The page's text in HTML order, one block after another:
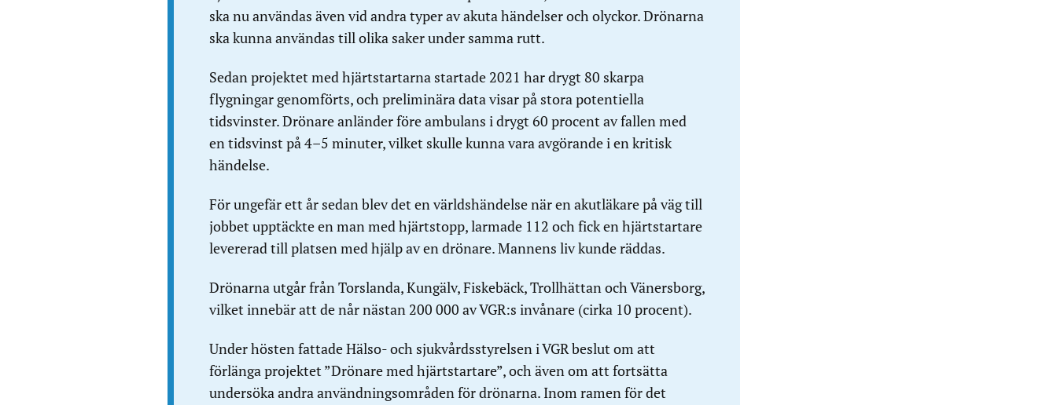
ska nu användas även vid andra typer av akuta händelser och olyckor. Drönarna
ska kunna användas till olika saker under samma rutt.
Sedan projektet med hjärtstartarna startade 2021 har drygt 80 skarpa
flygningar genomförts, och preliminära data visar på stora potentiella
tidsvinster. Drönare anländer före ambulans i drygt 60 procent av fallen med
en tidsvinst på 4–5 minuter, vilket skulle kunna vara avgörande i en kritisk
händelse.
För ungefär ett år sedan blev det en världshändelse när en akutläkare på väg till
jobbet upptäckte en man med hjärtstopp, larmade 112 och fick en hjärtstartare
levererad till platsen med hjälp av en drönare. Mannens liv kunde räddas.
Drönarna utgår från Torslanda, Kungälv, Fiskebäck, Trollhättan och Vänersborg,
vilket innebär att de når nästan 200 000 av VGR:s invånare (cirka 10 procent).
Under hösten fattade Hälso- och sjukvårdsstyrelsen i VGR beslut om att
förlänga projektet ”Drönare med hjärtstartare”, och även om att fortsätta
undersöka andra användningsområden för drönarna. Inom ramen för det